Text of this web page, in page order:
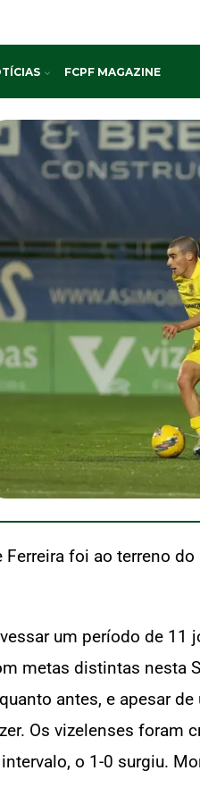
FCPF MAGAZINE
foi ao terreno
um período de 11
metas distintas nesta
antes, e apesar
Os vizelenses foram
o 1-0 surgiu.